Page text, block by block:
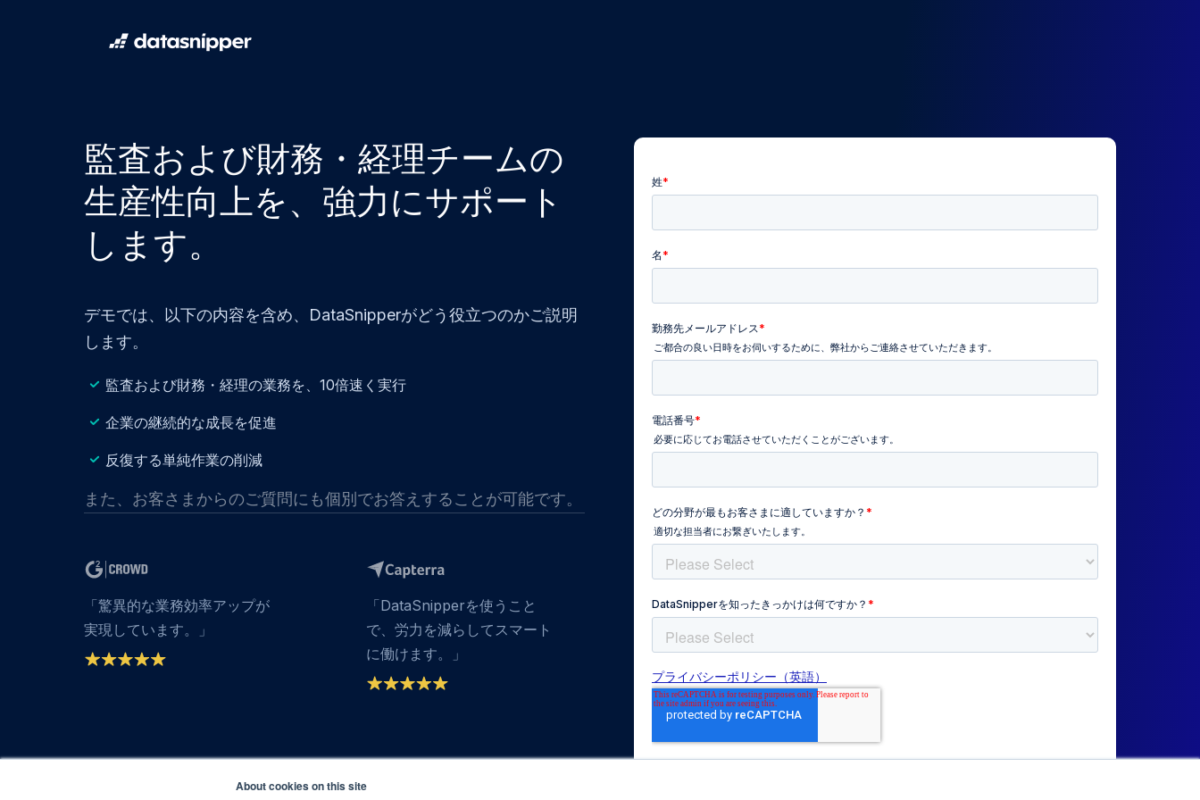
About cookies on this site
監査および財務・経理チームの
生産性向上を、強力にサポート
します。
デモでは、以下の内容を含め、DataSnipperがどう役立つのかご説明
します。
監査および財務・経理の業務を、10倍速く実行
企業の継続的な成長を促進
反復する単純作業の削減
また、お客さまからのご質問にも個別でお答えすることが可能です。
「驚異的な業務効率アップが
実現しています。」
「DataSnipperを使うこと
で、労力を減らしてスマート
に働けます。」